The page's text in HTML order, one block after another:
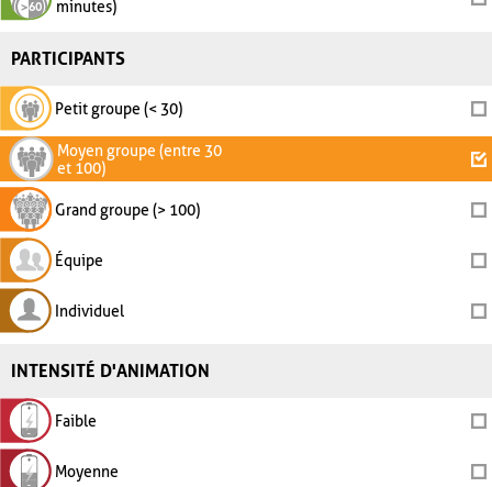
minutes)
PARTICIPANTS
Petit groupe (< 30)
Moyen groupe (entre 30
et 100)
Grand groupe (> 100)
Équipe
Individuel
INTENSITÉ D'ANIMATION
Faible
Moyenne